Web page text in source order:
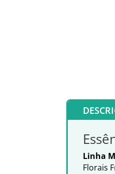
Linha
Florais